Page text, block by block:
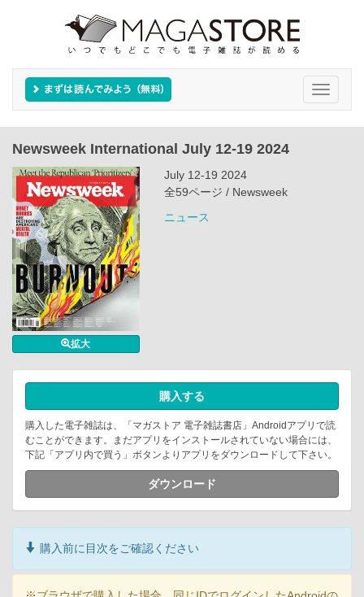
Toggle
Newsweek International July 12-19 2024
拡大
July 12-19 2024
全59ページ / Newsweek
ニュース
購入する
購入した電子雑誌は、「マガストア 電子雑誌書店」Androidアプリで読
むことができます。まだアプリをインストールされていない場合には、
下記「アプリ内で買う」ボタンよりアプリをダウンロードして下さい。
ダウンロード
購入前に目次をご確認ください